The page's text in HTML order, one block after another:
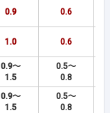
0.9 0.6
1.0 0.6
0.9～
1.5
0.5～
0.8
0.9～
1.5
0.5～
0.8